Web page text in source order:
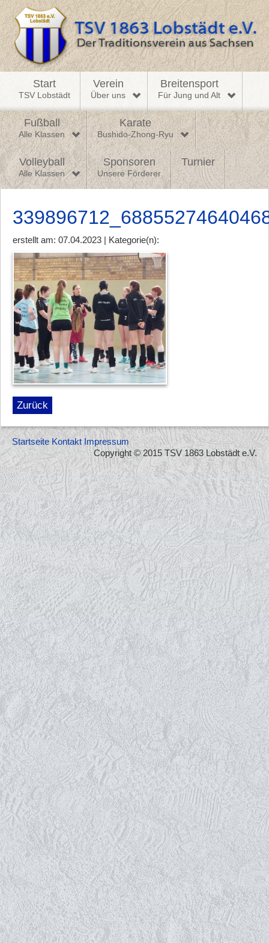
Start
TSV Lobstädt
Verein
Über uns
Breitensport
Für Jung und Alt
Fußball
Alle Klassen
Karate
Bushido-Zhong-Ryu
Volleyball
Alle Klassen
Sponsoren
Unsere Förderer
Turnier
erstellt am: 07.04.2023 | Kategorie(n):
Zurück
Startseite Kontakt Impressum
Copyright © 2015 TSV 1863 Lobstädt e.V.